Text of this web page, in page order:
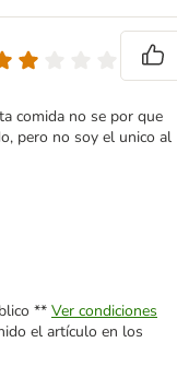
comida no se por que
pero no soy el unico al
** Ver condiciones
el artículo en los